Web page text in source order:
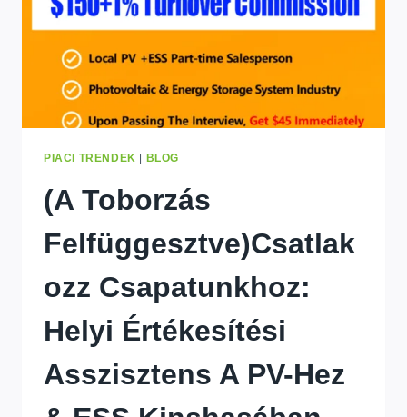
PIACI TRENDEK | BLOG
(A Toborzás
Felfüggesztve)Csatlak
Ozz Csapatunkhoz:
Helyi Értékesítési
Asszisztens A PV-Hez